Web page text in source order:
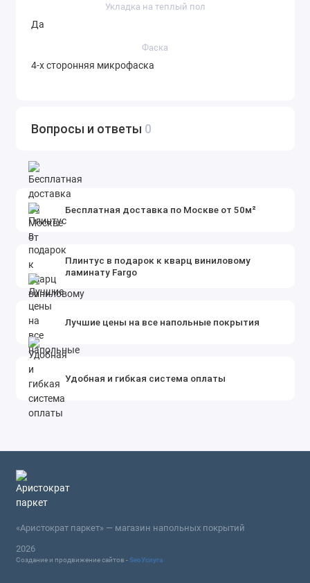
Укладка на теплый пол
Да
Фаска
4-х сторонняя микрофаска
Вопросы и ответы 0
Бесплатная доставка по Москве от 50м²
Плинтус в подарок к кварц виниловому
ламинату Fargo
Лучшие цены на все напольные покрытия
Удобная и гибкая система оплаты
«Аристократ паркет» — магазин напольных покрытий
2026
Создание и продвижение сайтов -SeoУслуга